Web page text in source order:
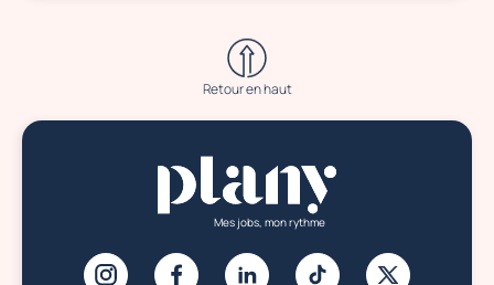
Retour en haut
Mes jobs, mon rythme